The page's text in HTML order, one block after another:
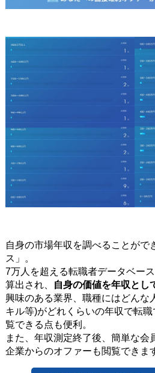
自身の市場年収を調べることがで
ス」。
7万人を超える転職者データベー
算出され、
自身の価値を年収とし
興味のある業界、職種にはどんな
キル等)がどれくらいの年収で転
覧できる点も便利。
また、年収測定終了後、簡単な会
企業からのオファーも閲覧できま